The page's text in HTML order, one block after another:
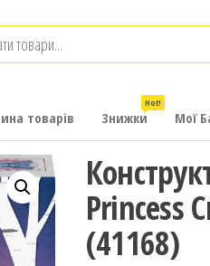
товарів Знижки
Hot!
Мої
Princess
(41168)